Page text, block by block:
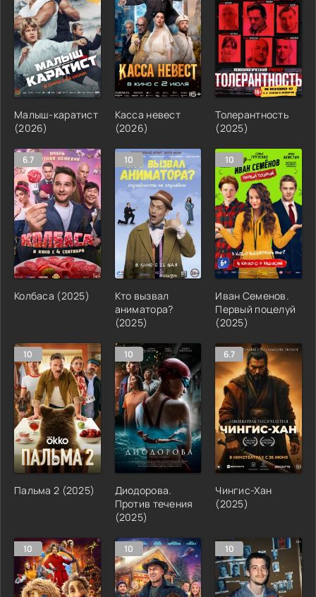
Малыш-каратист
(2026)
Касса невест
(2026)
Толерантность
(2025)
6.7
Колбаса (2025)
10
Кто вызвал
аниматора?
(2025)
10
Иван Семенов.
Первый поцелуй
(2025)
10
Пальма 2 (2025)
10
Диодорова.
Против течения
(2025)
6.7
Чингис-Хан
(2025)
10 10 10